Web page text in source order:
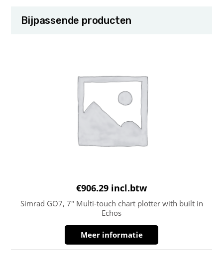
Bijpassende producten
€906.29 incl.btw
Simrad GO7, 7″ Multi-touch chart plotter with built in
Echos
Meer informatie